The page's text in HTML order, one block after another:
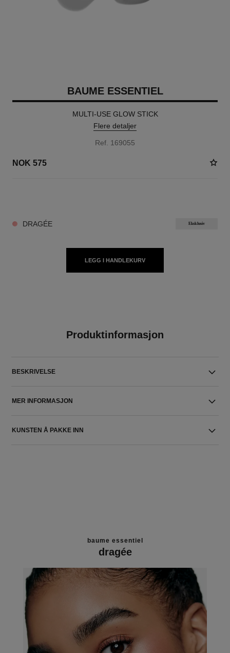
BAUME ESSENTIEL
MULTI-USE GLOW STICK
Flere detaljer
Ref. 169055
NOK 575
DRAGÉE Eksklusiv
LEGG I HANDLEKURV
Produktinformasjon
BESKRIVELSE
MER INFORMASJON
KUNSTEN Å PAKKE INN
baume essentiel
dragée